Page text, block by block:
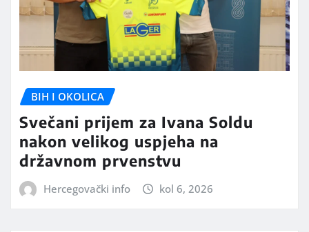
BIH I OKOLICA
Svečani prijem za Ivana Soldu
nakon velikog uspjeha na
državnom prvenstvu
Hercegovački info kol 6, 2026